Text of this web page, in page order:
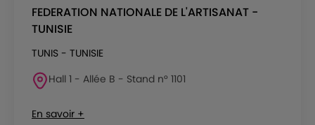
FEDERATION NATIONALE DE L'ARTISANAT -
TUNISIE
TUNIS - TUNISIE
Hall 1 - Allée B - Stand n° 1101
En savoir +